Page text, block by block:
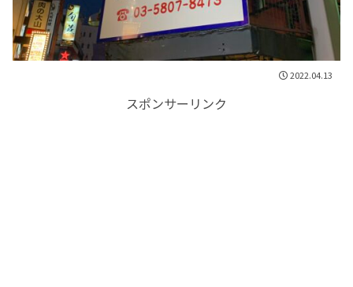
2022.04.13
スポンサーリンク